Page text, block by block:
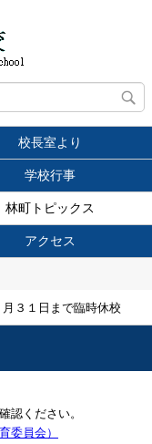
校長室より
学校行事
林町トピックス
アクセス
月３１日まで臨時休校
認ください。
委員会）